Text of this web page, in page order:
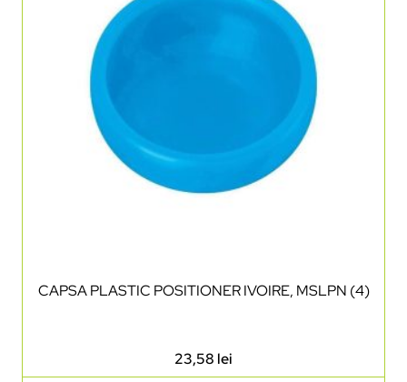
CAPSA PLASTIC POSITIONER IVOIRE, MSLPN (4)
23,58 lei